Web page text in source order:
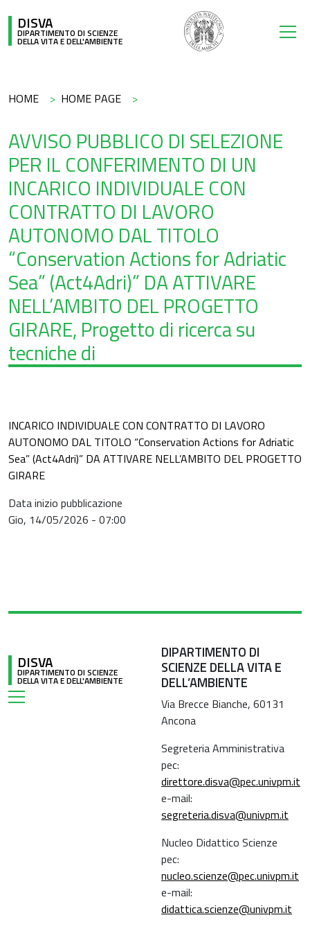
DISVA
DIPARTIMENTO DI SCIENZE
DELLA VITA E DELL'AMBIENTE
Briciole di pane
HOME HOME PAGE
AVVISO PUBBLICO DI SELEZIONE
PER IL CONFERIMENTO DI UN
INCARICO INDIVIDUALE CON
CONTRATTO DI LAVORO
AUTONOMO DAL TITOLO
“Conservation Actions for Adriatic
Sea” (Act4Adri)” DA ATTIVARE
NELL’AMBITO DEL PROGETTO
GIRARE, Progetto di ricerca su
tecniche di
INCARICO INDIVIDUALE CON CONTRATTO DI LAVORO
AUTONOMO DAL TITOLO “Conservation Actions for Adriatic
Sea” (Act4Adri)” DA ATTIVARE NELL’AMBITO DEL PROGETTO
GIRARE
Data inizio pubblicazione
Gio, 14/05/2026 - 07:00
DISVA
DIPARTIMENTO DI SCIENZE
DELLA VITA E DELL'AMBIENTE
DIPARTIMENTO DI
SCIENZE DELLA VITA E
DELL’AMBIENTE
Via Brecce Bianche, 60131
Ancona
Segreteria Amministrativa
pec:
direttore.disva@pec.univpm.it
e-mail:
segreteria.disva@univpm.it
Nucleo Didattico Scienze
pec:
nucleo.scienze@pec.univpm.it
e-mail:
didattica.scienze@univpm.it